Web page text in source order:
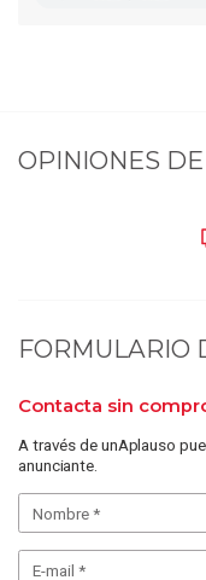
OPINIONES DE
FORMULARIO
Contacta sin
A través de unAplauso
anunciante.